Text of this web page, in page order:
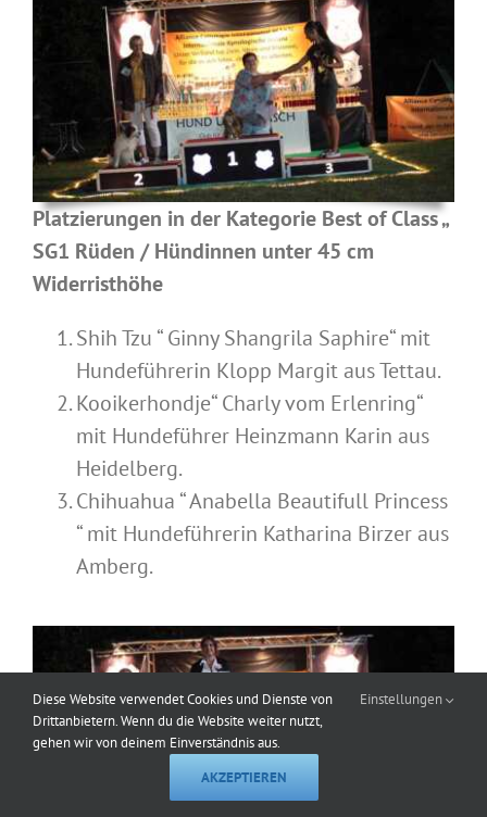
Platzierungen in der Kategorie Best of Class „
SG1 Rüden / Hündinnen unter 45 cm
Widerristhöhe
Shih Tzu “ Ginny Shangrila Saphire“ mit
Hundeführerin Klopp Margit aus Tettau.
Kooikerhondje“ Charly vom Erlenring“
mit Hundeführer Heinzmann Karin aus
Heidelberg.
Chihuahua “ Anabella Beautifull Princess
“ mit Hundeführerin Katharina Birzer aus
Amberg.
Diese Website verwendet Cookies und Dienste von
Drittanbietern. Wenn du die Website weiter nutzt,
gehen wir von deinem Einverständnis aus.
Einstellungen
AKZEPTIEREN